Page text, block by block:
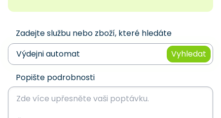
Zadejte službu nebo zboží, které hledáte
Vyhledat
Popište podrobnosti